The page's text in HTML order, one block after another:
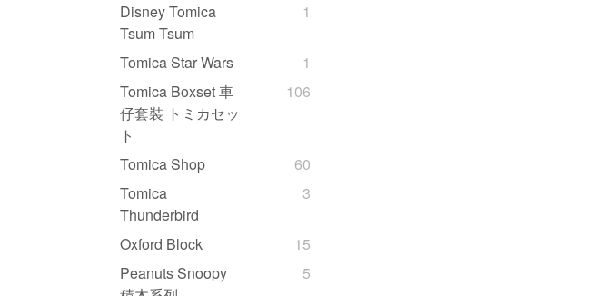
Disney Tomica
Tsum Tsum
1
Tomica Star Wars
1
Tomica Boxset 車
仔套裝 トミカセッ
ト
106
Tomica Shop
60
Tomica
Thunderbird
3
Oxford Block
15
Peanuts Snoopy
5